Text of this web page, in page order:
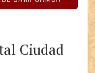
Ciudad